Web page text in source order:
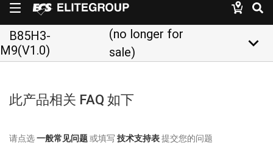
B85H3-
M9(V1.0)
(no longer for
sale)
keyboard_arrow_down
此产品相关 FAQ 如下
请点选一般常见问题或填写 技术支持表提交您的问题